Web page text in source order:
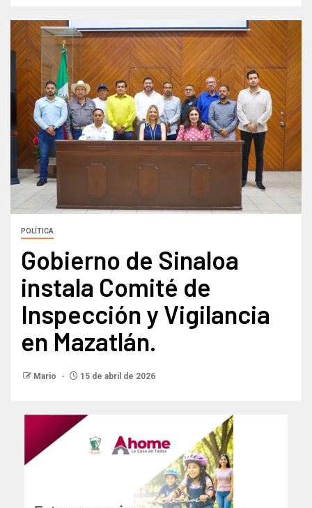
POLÍTICA
Gobierno de Sinaloa
instala Comité de
Inspección y Vigilancia
en Mazatlán.
Mario 15 de abril de 2026